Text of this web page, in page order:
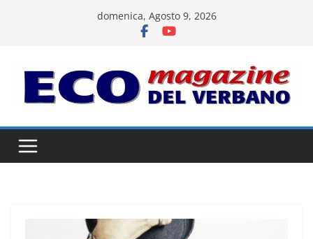
domenica, Agosto 9, 2026